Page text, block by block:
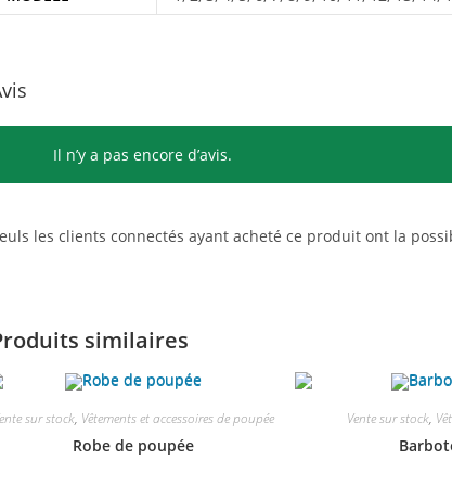
Il n’y a pas encore d’avis.
les clients connectés ayant acheté ce produit ont la
similaires
sur stock, Vêtements et accessoires de poupée
Robe de poupée
Vente sur stock,